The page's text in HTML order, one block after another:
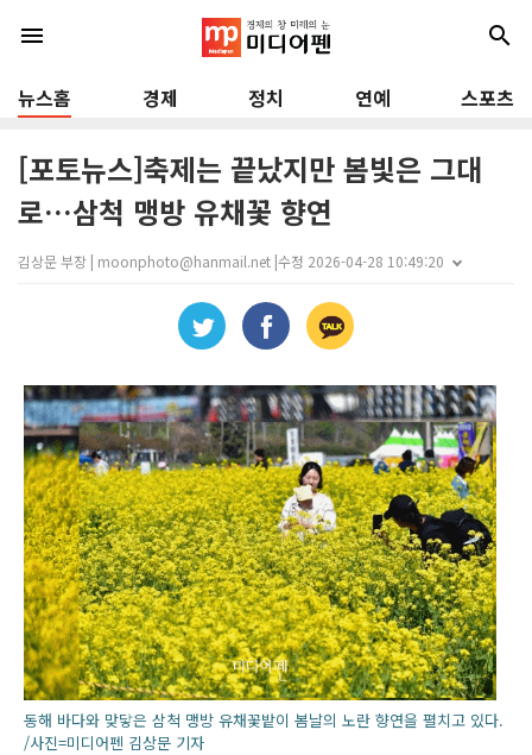
menu search
뉴스홈 경제 정치 연예 스포츠
[포토뉴스]축제는 끝났지만 봄빛은 그대
로…삼척 맹방 유채꽃 향연
김상문 부장 | moonphoto@hanmail.net |수정 2026-04-28 10:49:20
동해 바다와 맞닿은 삼척 맹방 유채꽃밭이 봄날의 노란 향연을 펼치고 있다.
/사진=미디어펜 김상문 기자